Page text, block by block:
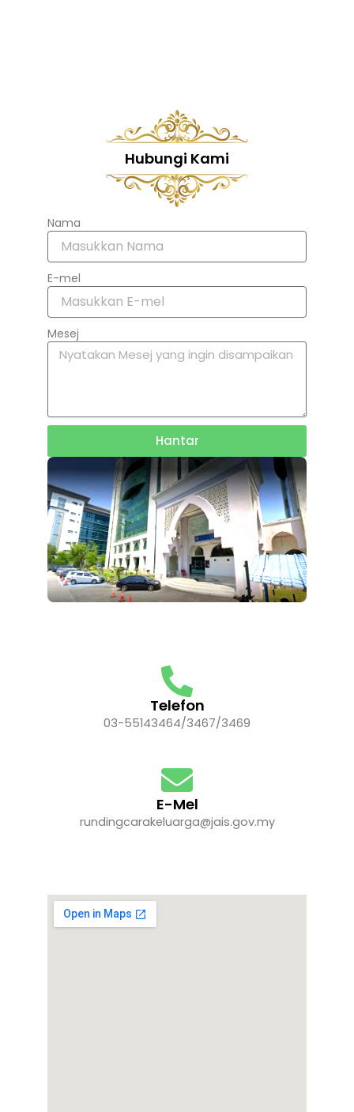
Hubungi Kami
Nama
E-mel
Mesej
Hantar
Telefon
03-55143464/3467/3469
E-Mel
rundingcarakeluarga@jais.gov.my